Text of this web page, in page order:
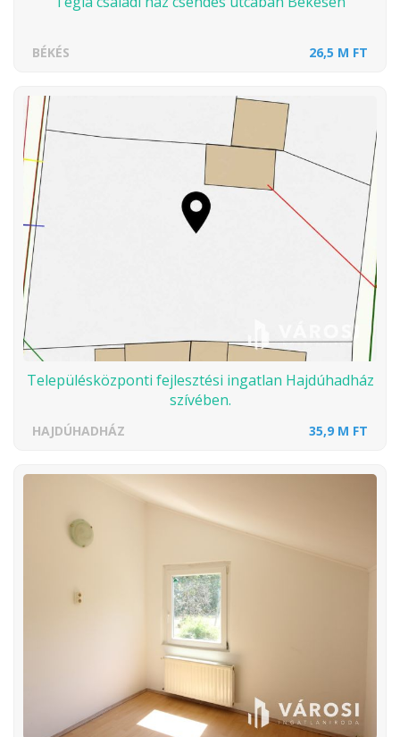
BÉKÉS 26,5 M FT
Településközponti fejlesztési ingatlan Hajdúhadház
szívében.
HAJDÚHADHÁZ 35,9 M FT